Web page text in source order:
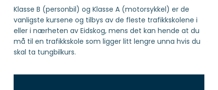
Klasse B (personbil) og Klasse A (motorsykkel) er de
vanligste kursene og tilbys av de fleste trafikkskolene i
eller i nærheten av Eidskog, mens det kan hende at du
må til en trafikkskole som ligger litt lengre unna hvis du
skal ta tungbilkurs.